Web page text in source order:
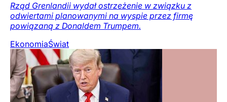
Rząd Grenlandii wydał ostrzeżenie w związku z
odwiertami planowanymi na wyspie przez firmę
powiązaną z Donaldem Trumpem.
EkonomiaŚwiat